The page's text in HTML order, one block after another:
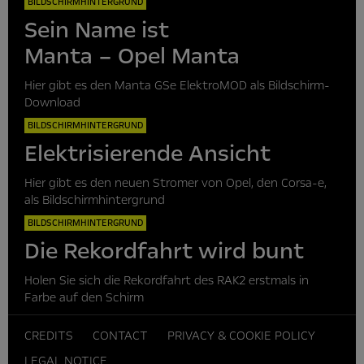
Sein Name ist
Manta – Opel Manta
Hier gibt es den Manta GSe ElektroMOD als Bildschirm-
Download
BILDSCHIRMHINTERGRUND
Elektrisierende Ansicht
Hier gibt es den neuen Stromer von Opel, den Corsa-e,
als Bildschirmhintergrund
BILDSCHIRMHINTERGRUND
Die Rekordfahrt wird bunt
Holen Sie sich die Rekordfahrt des RAK2 erstmals in
Farbe auf den Schirm
CREDITS CONTACT
PRIVACY & COOKIE POLICY
LEGAL NOTICE